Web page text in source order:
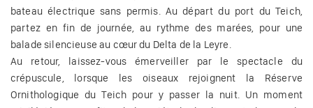
bateau électrique sans permis. Au départ du port du Teich,
partez en fin de journée, au rythme des marées, pour une
balade silencieuse au cœur du Delta de la Leyre.
Au retour, laissez-vous émerveiller par le spectacle du
crépuscule, lorsque les oiseaux rejoignent la Réserve
Ornithologique du Teich pour y passer la nuit. Un moment